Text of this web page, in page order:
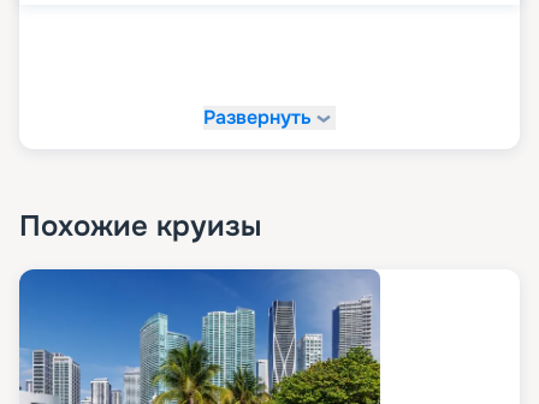
Развернуть
Похожие круизы